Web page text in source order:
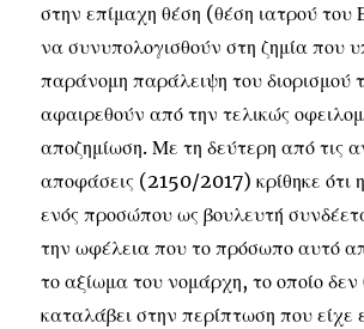
στην επίμαχη θέση (θέση ιατρού
να συνυπολογισθούν στη ζημία που
παράνομη παράλειψη του διορισμού
αφαιρεθούν από την τελικώς
αποζημίωση. Με τη δεύτερη από τις
αποφάσεις (2150/2017) κρίθηκε ότι
ενός προσώπου ως βουλευτή
την ωφέλεια που το πρόσωπο αυτό
το αξίωμα του νομάρχη, το οποίο
καταλάβει στην περίπτωση που είχε